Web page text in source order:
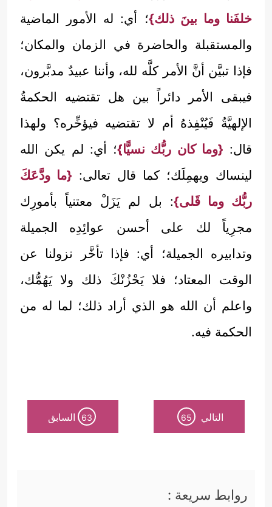
خلفَنا وما بينَ ذلك}؛ أي: له الأمور الماضية
والمستقبلة والحاضرة في الزمان والمكان؛
فإذا تبيَّن أنَّ الأمر كلَّه لله، وأننا عبيدٌ مدبَّرون،
فيبقى الأمر دائراً بين هل تقتضيه الحكمةُ
الإلهيَّةُ فَيُنْفِذهُ أم لا تقتضيه فيؤخِّره؟ ولهذا
قال: {وما كان ربُّك نسيًّا}؛ أي: لم يكن الله
لينساك ويهمِلَك؛ كما قال تعالى: {ما ودَّعَكَ
ربُّك وما قَلى}: بل لم يَزَلْ معتنياً بأمورِك
مجرِياً لك على أحسن عوائِدِه الجميلة
وتدابيره الجميلة؛ أي: فإذا تأخَّر نزولنا عن
الوقت المعتاد؛ فلا يَحْزُنْكَ ذلك ولا يَهُمُّك،
واعلم أن الله هو الذي أراد ذلك؛ لما له من
الحكمة فيه.
التالي 65
63 السابق
روابط سريعة :